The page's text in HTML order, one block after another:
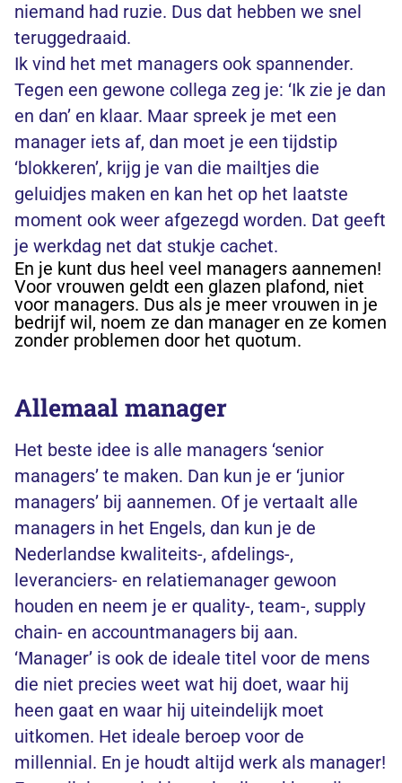
niemand had ruzie. Dus dat hebben we snel
teruggedraaid.
Ik vind het met managers ook spannender.
Tegen een gewone collega zeg je: ‘Ik zie je dan
en dan’ en klaar. Maar spreek je met een
manager iets af, dan moet je een tijdstip
‘blokkeren’, krijg je van die mailtjes die
geluidjes maken en kan het op het laatste
moment ook weer afgezegd worden. Dat geeft
je werkdag net dat stukje cachet.
En je kunt dus heel veel managers aannemen!
Voor vrouwen geldt een glazen plafond, niet
voor managers. Dus als je meer vrouwen in je
bedrijf wil, noem ze dan manager en ze komen
zonder problemen door het quotum.
Allemaal manager
Het beste idee is alle managers ‘senior
managers’ te maken. Dan kun je er ‘junior
managers’ bij aannemen. Of je vertaalt alle
managers in het Engels, dan kun je de
Nederlandse kwaliteits-, afdelings-,
leveranciers- en relatiemanager gewoon
houden en neem je er quality-, team-, supply
chain- en accountmanagers bij aan.
‘Manager’ is ook de ideale titel voor de mens
die niet precies weet wat hij doet, waar hij
heen gaat en waar hij uiteindelijk moet
uitkomen. Het ideale beroep voor de
millennial. En je houdt altijd werk als manager!